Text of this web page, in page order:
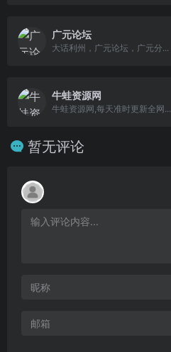
广元论坛
大话利州，广元论坛，广元分...
牛蛙资源网
牛蛙资源网,每天准时更新全网...
暂无评论